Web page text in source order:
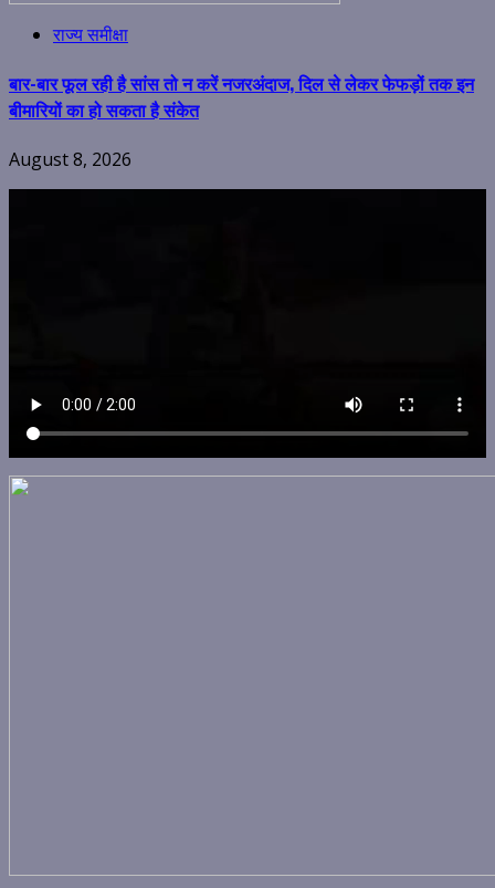
राज्य समीक्षा
बार-बार फूल रही है सांस तो न करें नजरअंदाज, दिल से लेकर फेफड़ों तक इन
बीमारियों का हो सकता है संकेत
August 8, 2026